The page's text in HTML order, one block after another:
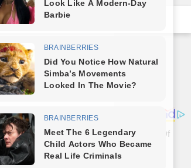
Wali Kota Tebingtinggi Hadiri Kampanye dan Germas, Ungkap Angka Stunting Turun
Stunting
Bareng Kapolres dan Dandim, Wali Kota Tebingtinggi Jamu Taruna AKPOL di Rumah Dinas
Sat Reskrim Polres Tebingtinggi Selesaikan Kasus Pengeroyokan Melalui Restorative Justice
Ketua KONI Tebingtinggi Terpilih Aulia Pitra Apresiasi Dukungan Cabor dan Pemko, Kini Fokus Menuju PORPROVSU 2026
Iman Irdian Saragih Terima Audiensi Al Jam'Iyatul Washliyah Kota Tebingtinggi
Audiensi ke Wali Kota, DPC PKB Tebingtinggi Perkenalkan Pengurus Baru dan Siap Bersinergi